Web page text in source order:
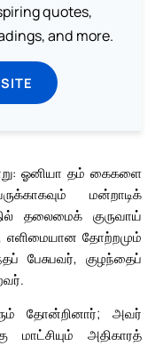
quotes,
and more.
ஓனியா தம் கைகளை
மன்றாடிக்
தலைமைக் குருவாய்
எளிமையான தோற்றமும்
பேசுபவர், குழந்தைப்
தோன்றினார்; அவர்
மாட்சியும் அதிகாரத்